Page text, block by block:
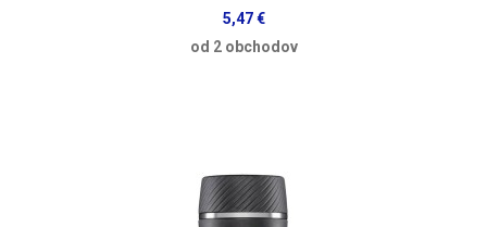
5,47 €
od 2 obchodov